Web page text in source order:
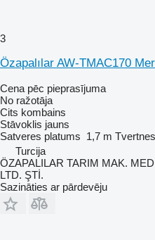
3
Özapalılar AW-TMAC170
Cena pēc pieprasījuma
No ražotāja
Cits kombains
Stāvoklis jauns
Satveres platums 1,7 m
Turcija
ÖZAPALILAR TARIM MAK.
LTD. ŞTİ.
Sazināties ar pārdevēju